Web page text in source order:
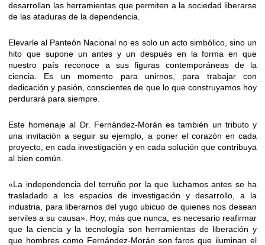
desarrollan las herramientas que permiten a la sociedad liberarse
de las ataduras de la dependencia.
Elevarle al Panteón Nacional no es solo un acto simbólico, sino un
hito que supone un antes y un después en la forma en que
nuestro país reconoce a sus figuras contemporáneas de la
ciencia. Es un momento para unirnos, para trabajar con
dedicación y pasión, conscientes de que lo que construyamos hoy
perdurará para siempre.
Este homenaje al Dr. Fernández-Morán es también un tributo y
una invitación a seguir su ejemplo, a poner el corazón en cada
proyecto, en cada investigación y en cada solución que contribuya
al bien común.
«La independencia del terruño por la que luchamos antes se ha
trasladado a los espacios de investigación y desarrollo, a la
industria, para liberarnos del yugo ubicuo de quienes nos desean
serviles a su causa». Hoy, más que nunca, es necesario reafirmar
que la ciencia y la tecnología son herramientas de liberación y
que hombres como Fernández-Morán son faros que iluminan el